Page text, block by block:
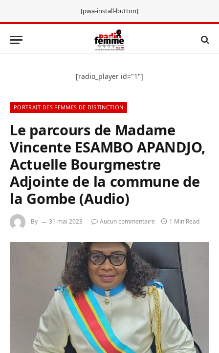
[pwa-install-button]
[radio_player id="1"]
PORTRAIT DES FEMMES DE DISTINCTION
Le parcours de Madame
Vincente ESAMBO APANDJO,
Actuelle Bourgmestre
Adjointe de la commune de
la Gombe (Audio)
By 31 mai 2023 Aucun commentaire 1 Min Read